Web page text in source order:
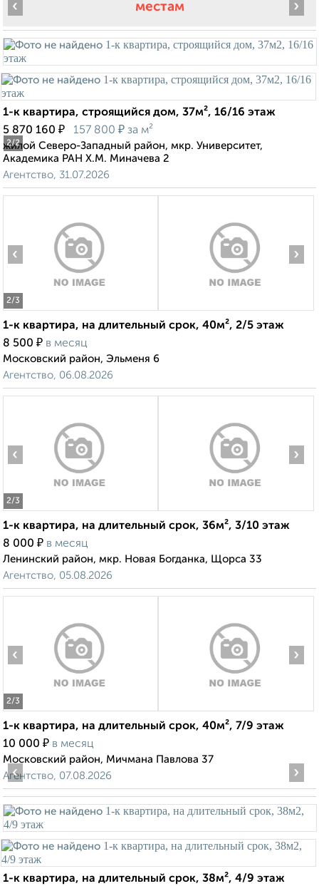
местам
2/2
‹ ›
1-к квартира, строящийся дом, 37м², 16/16 этаж
5 870 160 ₽ 157 800 ₽ за м²
жилой Северо-Западный район, мкр. Университет,
Академика РАН Х.М. Миначева 2
Агентство, 31.07.2026
2/3
‹ ›
1-к квартира, на длительный срок, 40м², 2/5 этаж
8 500 ₽ в месяц
Московский район, Эльменя 6
Агентство, 06.08.2026
2/3
‹ ›
1-к квартира, на длительный срок, 36м², 3/10 этаж
8 000 ₽ в месяц
Ленинский район, мкр. Новая Богданка, Щорса 33
Агентство, 05.08.2026
2/3
‹ ›
1-к квартира, на длительный срок, 40м², 7/9 этаж
10 000 ₽ в месяц
Московский район, Мичмана Павлова 37
Агентство, 07.08.2026
‹ ›
1-к квартира, на длительный срок, 38м², 4/9 этаж